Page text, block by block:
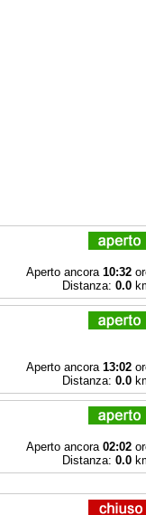
Aperto ancora 10:32
Distanza: 0.0
Aperto ancora 13:02
Distanza: 0.0
Aperto ancora 02:02
Distanza: 0.0